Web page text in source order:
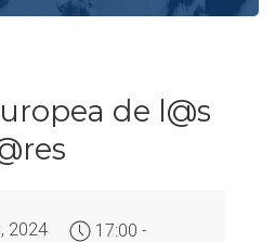
de l@s
2024
17:00 -